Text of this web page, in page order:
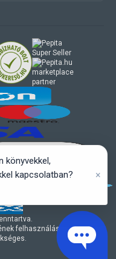
felhasználásához a Libra
marketplace
partner
könyvekkel,
kapcsolatban?
×